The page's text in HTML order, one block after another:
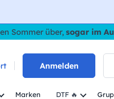
Sommer über, sogar im
Anmelden
Marken DTF 🔥